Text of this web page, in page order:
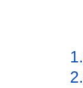
1.
2.